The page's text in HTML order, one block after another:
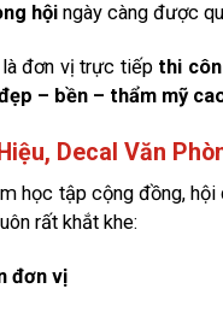
hội ngày càng được
đơn vị trực tiếp thi
– bền – thẩm mỹ
Decal Văn
học tập cộng đồng,
rất khắt khe:
đơn vị